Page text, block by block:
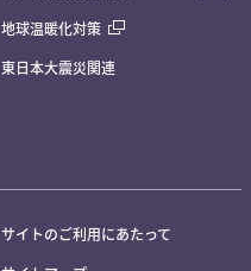
地球温暖化対策
東日本大震災関連
サイトのご利用にあたって